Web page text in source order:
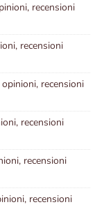
recensioni
recensioni
recensioni
recensioni
recensioni
recensioni